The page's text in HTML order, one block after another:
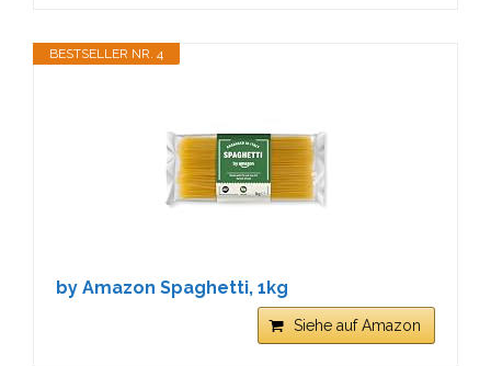
BESTSELLER NR. 4
by Amazon Spaghetti, 1kg
Siehe auf Amazon